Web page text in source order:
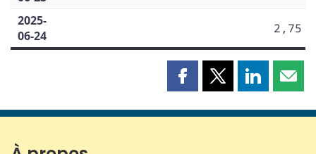
2025-
06-24
2,75
Partager
page
Partager
page
Partager
page page